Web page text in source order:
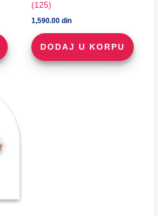
(125)
1,590.00 din
DODAJ U KORPU